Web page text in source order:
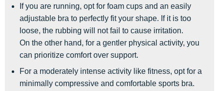
If you are running, opt for foam cups and an easily
adjustable bra to perfectly fit your shape. If it is too
loose, the rubbing will not fail to cause irritation.
On the other hand, for a gentler physical activity, you
can prioritize comfort over support.
For a moderately intense activity like fitness, opt for a
minimally compressive and comfortable sports bra.